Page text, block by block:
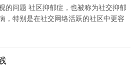
的问题 社区抑郁症，也被称为社交抑郁
，特别是在社交网络活跃的社区中更容